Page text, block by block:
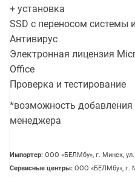
+ установка
SSD с переносом системы
Антивирус
Электронная лицензия
Office
Проверка и тестирование
*возможность добавления
менеджера
Импортер: OOO «БЕЛМбу», г. Минск,
Сервисные центры: OOO «БЕЛМбу», г.